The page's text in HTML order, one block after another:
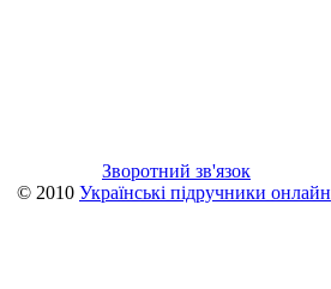
Зворотний зв'язок
© 2010 Українські підручники онлайн